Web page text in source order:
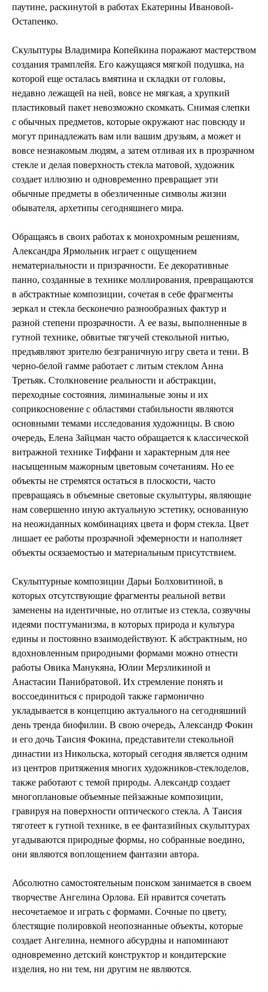
паутине, раскинутой в работах Екатерины Ивановой-
Остапенко.
Скульптуры Владимира Копейкина поражают мастерством
создания трамплейя. Его кажущаяся мягкой подушка, на
которой еще осталась вмятина и складки от головы,
недавно лежащей на ней, вовсе не мягкая, а хрупкий
пластиковый пакет невозможно скомкать. Снимая слепки
с обычных предметов, которые окружают нас повсюду и
могут принадлежать вам или вашим друзьям, а может и
вовсе незнакомым людям, а затем отливая их в прозрачном
стекле и делая поверхность стекла матовой, художник
создает иллюзию и одновременно превращает эти
обычные предметы в обезличенные символы жизни
обывателя, архетипы сегодняшнего мира.
Обращаясь в своих работах к монохромным решениям,
Александра Ярмольник играет с ощущением
нематериальности и призрачности. Ее декоративные
панно, созданные в технике моллирования, превращаются
в абстрактные композиции, сочетая в себе фрагменты
зеркал и стекла бесконечно разнообразных фактур и
разной степени прозрачности. А ее вазы, выполненные в
гутной технике, обвитые тягучей стекольной нитью,
предъявляют зрителю безграничную игру света и тени. В
черно-белой гамме работает с литым стеклом Анна
Третьяк. Столкновение реальности и абстракции,
переходные состояния, лиминальные зоны и их
соприкосновение с областями стабильности являются
основными темами исследования художницы. В свою
очередь, Елена Зайцман часто обращается к классической
витражной технике Тиффани и характерным для нее
насыщенным мажорным цветовым сочетаниям. Но ее
объекты не стремятся остаться в плоскости, часто
превращаясь в объемные световые скульптуры, являющие
нам совершенно иную актуальную эстетику, основанную
на неожиданных комбинациях цвета и форм стекла. Цвет
лишает ее работы прозрачной эфемерности и наполняет
объекты осязаемостью и материальным присутствием.
Скульптурные композиции Дарьи Болховитиной, в
которых отсутствующие фрагменты реальной ветви
заменены на идентичные, но отлитые из стекла, созвучны
идеями постгуманизма, в которых природа и культура
едины и постоянно взаимодействуют. К абстрактным, но
вдохновленным природными формами можно отнести
работы Овика Манукяна, Юлии Мерзликиной и
Анастасии Панибратовой. Их стремление понять и
воссоединиться с природой также гармонично
укладывается в концепцию актуального на сегодняшний
день тренда биофилии. В свою очередь, Александр Фокин
и его дочь Таисия Фокина, представители стекольной
династии из Никольска, который сегодня является одним
из центров притяжения многих художников-стеклоделов,
также работают с темой природы. Александр создает
многоплановые объемные пейзажные композиции,
гравируя на поверхности оптического стекла. А Таисия
тяготеет к гутной технике, в ее фантазийных скульптурах
угадываются природные формы, но собранные воедино,
они являются воплощением фантазии автора.
Абсолютно самостоятельным поиском занимается в своем
творчестве Ангелина Орлова. Ей нравится сочетать
несочетаемое и играть с формами. Сочные по цвету,
блестящие полировкой неопознанные объекты, которые
создает Ангелина, немного абсурдны и напоминают
одновременно детский конструктор и кондитерские
изделия, но ни тем, ни другим не являются.